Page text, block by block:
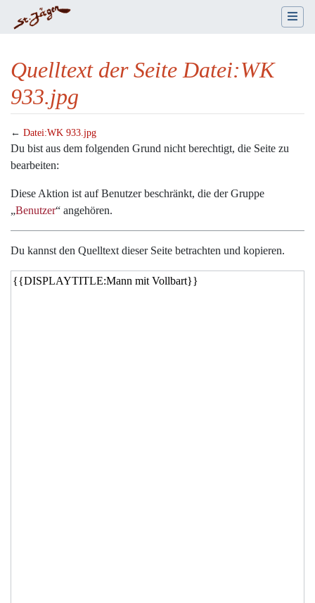
Quelltext der Seite Datei:WK
933.jpg
← Datei:WK 933.jpg
Wechseln zu:Navigation,Suche
Du bist aus dem folgenden Grund nicht berechtigt, die Seite zu
bearbeiten:
Diese Aktion ist auf Benutzer beschränkt, die der Gruppe
„Benutzer“ angehören.
Du kannst den Quelltext dieser Seite betrachten und kopieren.